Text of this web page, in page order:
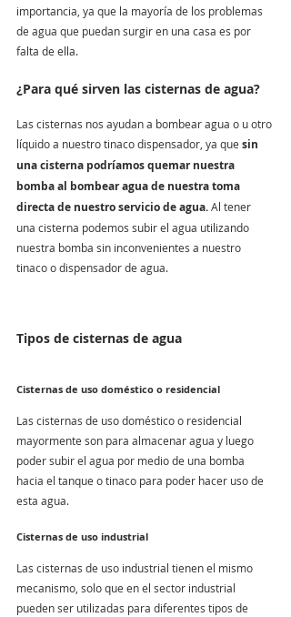
importancia, ya que la mayoría de los problemas
de agua que puedan surgir en una casa es por
falta de ella.
¿Para qué sirven las cisternas de agua?
Las cisternas nos ayudan a bombear agua o u otro
líquido a nuestro tinaco dispensador, ya que sin
una cisterna podríamos quemar nuestra
bomba al bombear agua de nuestra toma
directa de nuestro servicio de agua. Al tener
una cisterna podemos subir el agua utilizando
nuestra bomba sin inconvenientes a nuestro
tinaco o dispensador de agua.
Tipos de cisternas de agua
Cisternas de uso doméstico o residencial
Las cisternas de uso doméstico o residencial
mayormente son para almacenar agua y luego
poder subir el agua por medio de una bomba
hacia el tanque o tinaco para poder hacer uso de
esta agua.
Cisternas de uso industrial
Las cisternas de uso industrial tienen el mismo
mecanismo, solo que en el sector industrial
pueden ser utilizadas para diferentes tipos de